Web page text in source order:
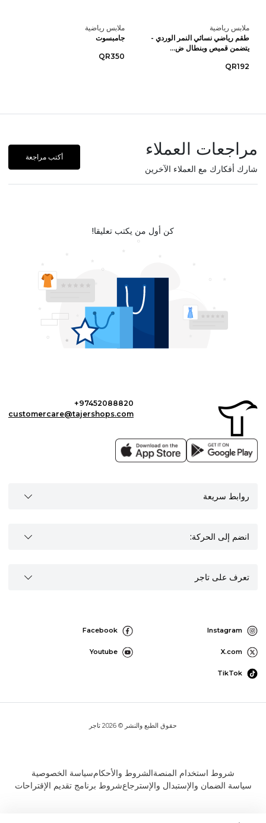
ملابس رياضية
طقم رياضي نسائي النمر الوردي -
يتضمن قميص وبنطال ض...
QR192
ملابس رياضية
جامبسوت
QR350
مراجعات العملاء
شارك أفكارك مع العملاء الآخرين
أكتب مراجعة
كن أول من يكتب تعليقا!
+97452088820
customercare@tajershops.com
روابط سريعة
انضم إلى الحركة:
تعرف على تاجر
Instagram
Facebook
X.com
Youtube
TikTok
حقوق الطبع والنشر © 2026 تاجر
شروط استخدام المنصةالشروط والأحكامسياسة الخصوصية
سياسة الضمان والإستبدال والإسترجاعشروط برنامج تقديم الإقتراحات